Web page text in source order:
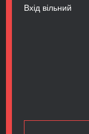
Вхід вільний